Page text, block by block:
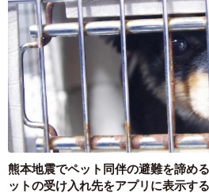
熊本地震でペット同伴の避難を諦
ットの受け入れ先をアプリに表示す